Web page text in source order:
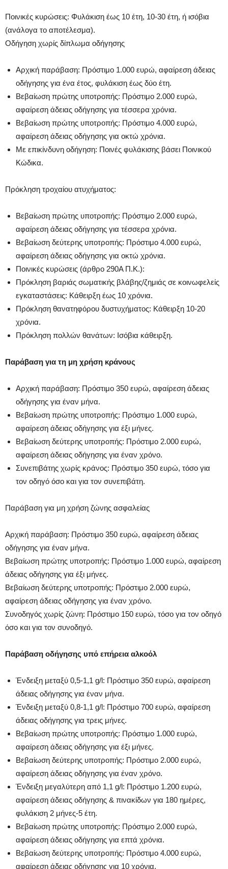
Ποινικές κυρώσεις: Φυλάκιση έως 10 έτη, 10-30 έτη, ή ισόβια
(ανάλογα το αποτέλεσμα).
Οδήγηση χωρίς δίπλωμα οδήγησης
Αρχική παράβαση: Πρόστιμο 1.000 ευρώ, αφαίρεση άδειας
οδήγησης για ένα έτος, φυλάκιση έως δύο έτη.
Βεβαίωση πρώτης υποτροπής: Πρόστιμο 2.000 ευρώ,
αφαίρεση άδειας οδήγησης για τέσσερα χρόνια.
Βεβαίωση πρώτης υποτροπής: Πρόστιμο 4.000 ευρώ,
αφαίρεση άδειας οδήγησης για οκτώ χρόνια.
Με επικίνδυνη οδήγηση: Ποινές φυλάκισης βάσει Ποινικού
Κώδικα.
Πρόκληση τροχαίου ατυχήματος:
Βεβαίωση πρώτης υποτροπής: Πρόστιμο 2.000 ευρώ,
αφαίρεση άδειας οδήγησης για τέσσερα χρόνια.
Βεβαίωση δεύτερης υποτροπής: Πρόστιμο 4.000 ευρώ,
αφαίρεση άδειας οδήγησης για οκτώ χρόνια.
Ποινικές κυρώσεις (άρθρο 290Α Π.Κ.):
Πρόκληση βαριάς σωματικής βλάβης/ζημιάς σε κοινωφελείς
εγκαταστάσεις: Κάθειρξη έως 10 χρόνια.
Πρόκληση θανατηφόρου δυστυχήματος: Κάθειρξη 10-20
χρόνια.
Πρόκληση πολλών θανάτων: Ισόβια κάθειρξη.
Παράβαση για τη μη χρήση κράνους
Αρχική παράβαση: Πρόστιμο 350 ευρώ, αφαίρεση άδειας
οδήγησης για έναν μήνα.
Βεβαίωση πρώτης υποτροπής: Πρόστιμο 1.000 ευρώ,
αφαίρεση άδειας οδήγησης για έξι μήνες.
Βεβαίωση δεύτερης υποτροπής: Πρόστιμο 2.000 ευρώ,
αφαίρεση άδειας οδήγησης για έναν χρόνο.
Συνεπιβάτης χωρίς κράνος: Πρόστιμο 350 ευρώ, τόσο για
τον οδηγό όσο και για τον συνεπιβάτη.
Παράβαση για μη χρήση ζώνης ασφαλείας
Αρχική παράβαση: Πρόστιμο 350 ευρώ, αφαίρεση άδειας
οδήγησης για έναν μήνα.
Βεβαίωση πρώτης υποτροπής: Πρόστιμο 1.000 ευρώ, αφαίρεση
άδειας οδήγησης για έξι μήνες.
Βεβαίωση δεύτερης υποτροπής: Πρόστιμο 2.000 ευρώ,
αφαίρεση άδειας οδήγησης για έναν χρόνο.
Συνοδηγός χωρίς ζώνη: Πρόστιμο 150 ευρώ, τόσο για τον οδηγό
όσο και για τον συνοδηγό.
Παράβαση οδήγησης υπό επήρεια αλκοόλ
Ένδειξη μεταξύ 0,5-1,1 g/l: Πρόστιμο 350 ευρώ, αφαίρεση
άδειας οδήγησης για έναν μήνα.
Ένδειξη μεταξύ 0,8-1,1 g/l: Πρόστιμο 700 ευρώ, αφαίρεση
άδειας οδήγησης για τρεις μήνες.
Βεβαίωση πρώτης υποτροπής: Πρόστιμο 1.000 ευρώ,
αφαίρεση άδειας οδήγησης για έξι μήνες.
Βεβαίωση δεύτερης υποτροπής: Πρόστιμο 2.000 ευρώ,
αφαίρεση άδειας οδήγησης για έναν χρόνο.
Ένδειξη μεγαλύτερη από 1,1 g/l: Πρόστιμο 1.200 ευρώ,
αφαίρεση άδειας οδήγησης & πινακίδων για 180 ημέρες,
φυλάκιση 2 μήνες-5 έτη.
Βεβαίωση πρώτης υποτροπής: Πρόστιμο 2.000 ευρώ,
αφαίρεση άδειας οδήγησης για επτά χρόνια.
Βεβαίωση δεύτερης υποτροπής: Πρόστιμο 4.000 ευρώ,
αφαίρεση άδειας οδήγησης για 10 χρόνια.